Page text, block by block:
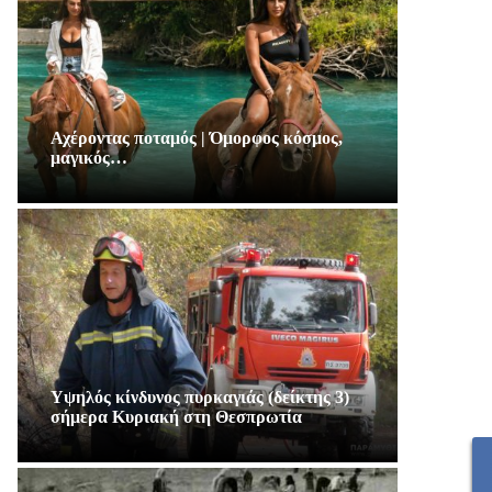
Αχέροντας ποταμός | Όμορφος κόσμος,
μαγικός…
Υψηλός κίνδυνος πυρκαγιάς (δείκτης 3)
σήμερα Κυριακή στη Θεσπρωτία